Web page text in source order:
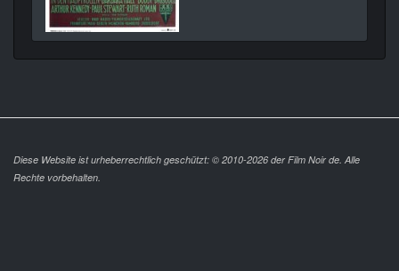
Diese Website ist urheberrechtlich geschützt: © 2010-2026 der Film Noir de. Alle
Rechte vorbehalten.